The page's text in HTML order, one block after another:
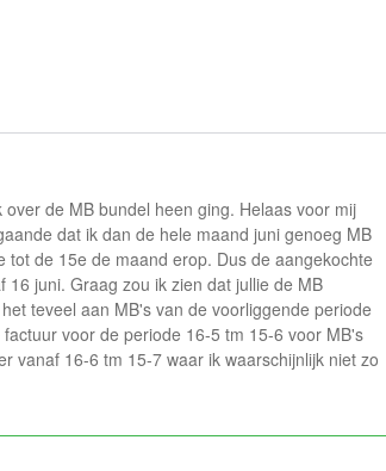
de MB bundel heen ging. Helaas voor mij
dat ik dan de hele maand juni genoeg MB
de 15e de maand erop. Dus de aangekochte
juni. Graag zou ik zien dat jullie de MB
teveel aan MB's van de voorliggende periode
voor de periode 16-5 tm 15-6 voor MB's
vanaf 16-6 tm 15-7 waar ik waarschijnlijk niet zo